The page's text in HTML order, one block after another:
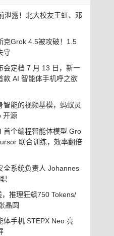
泄露！北大校友王虹、邓
克Grok 4.5被攻破！1.5
守
会定档 7 月 13 日，新一
款 AI 智能体手机呼之欲
智能的视频基模，蚂蚁灵
开源
首个编程智能体模型 Gro
联合训练，效率翻倍
全系统负责人 Johannes
推理狂飙750 Tokens/
晶圆
体手机 STEPX Neo 亮